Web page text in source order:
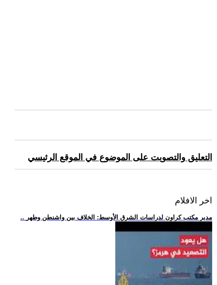
التعليق والتصويت على الموضوع في الموقع الرئيسي
اخر الافلام
.. مدير مكتب كراون لدراسات الشرق الأوسط: الخلاف بين واشنطن وطهر